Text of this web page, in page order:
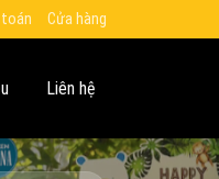
Cửa hàng
Liên hệ